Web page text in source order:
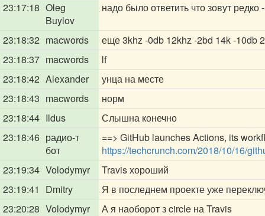
23:17:18 Oleg
Buylov
надо было ответить что зовут
23:18:32 macwords
еще 3khz -0db 12khz -2bd 14k -10db
23:18:37 macwords
lf
23:18:42 Alexander
унца на месте
23:18:43 macwords
норм
23:18:44 Ildus
Слышна конечно
23:18:46 радио-т
бот
==> GitHub launches Actions, its
https://techcrunch.com/2018/10/16/
23:19:34 Volodymyr
Travis хороший
23:19:41
Dmitry
Я в последнем проекте уже
23:20:28 Volodymyr
А я наоборот з circle на Travis